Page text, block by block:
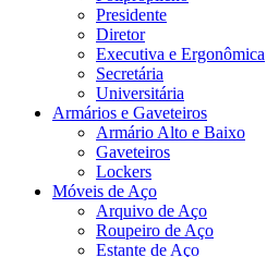
Presidente
Diretor
Executiva e Ergonômica
Secretária
Universitária
Armários e Gaveteiros
Armário Alto e Baixo
Gaveteiros
Lockers
Móveis de Aço
Arquivo de Aço
Roupeiro de Aço
Estante de Aço